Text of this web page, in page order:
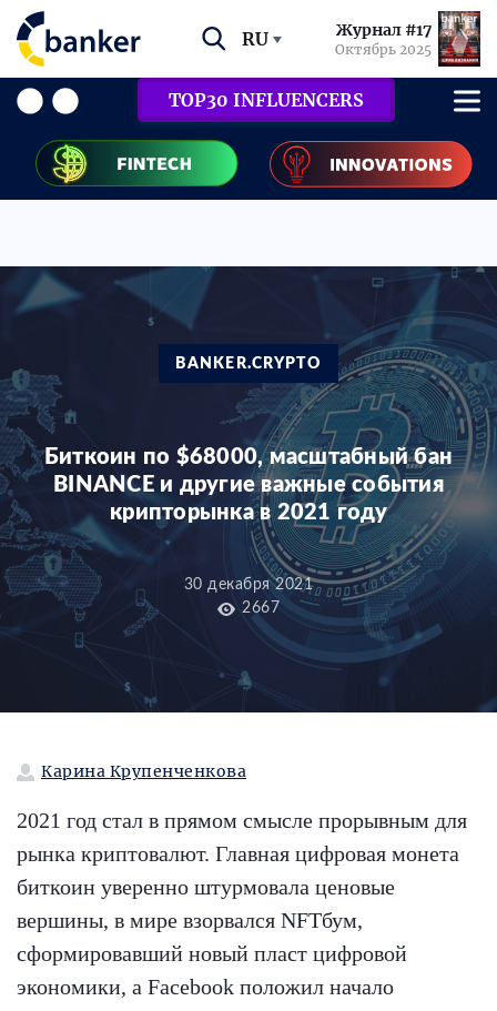
RU Журнал #17
Октябрь 2025
TOP30 INFLUENCERS
BANKER.CRYPTO
Биткоин по $68000, масштабный бан
BINANCE и другие важные события
крипторынка в 2021 году
30 декабря 2021
2667
Карина Крупенченкова
2021 год стал в прямом смысле прорывным для
рынка криптовалют. Главная цифровая монета
биткоин уверенно штурмовала ценовые
вершины, в мире взорвался NFTбум,
сформировавший новый пласт цифровой
экономики, а Facebook положил начало